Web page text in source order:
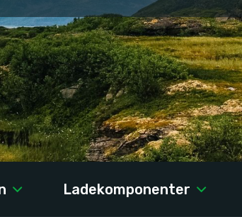
Ladekomponenter